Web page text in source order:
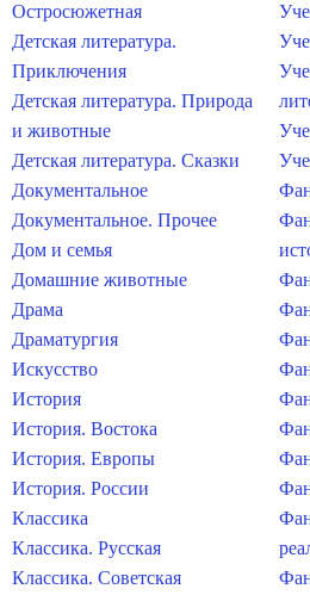
Остросюжетная
Детская литература.
Приключения
Детская литература. Природа
и животные
Детская литература. Сказки
Документальное
Документальное. Прочее
Дом и семья
Домашние животные
Драма
Драматургия
Искусство
История
История. Востока
История. Европы
История. России
Классика
Классика. Русская
Классика. Советская